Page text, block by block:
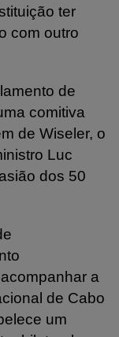
ter
com outro
de
comitiva
de Wiseler, o
Luc
dos 50
a
de Cabo
um